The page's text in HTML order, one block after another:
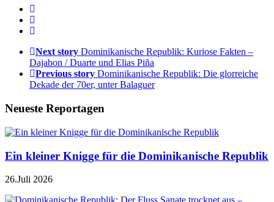
Next story Dominikanische Republik: Kuriose Fakten –
Dajabon / Duarte und Elias Piña
Previous story Dominikanische Republik: Die glorreiche
Dekade der 70er, unter Balaguer
Neueste Reportagen
Ein kleiner Knigge für die Dominikanische Republik
26.Juli 2026